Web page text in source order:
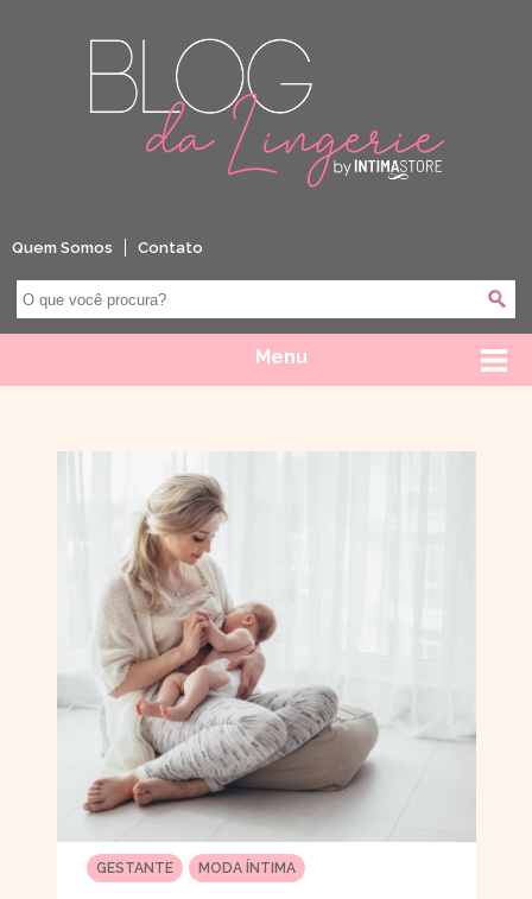
Quem Somos Contato
Menu
GESTANTE MODA ÍNTIMA